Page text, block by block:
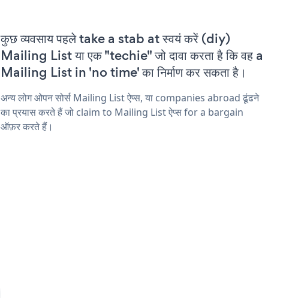
कुछ व्यवसाय पहले take a stab at स्वयं करें (diy)
Mailing List या एक "techie" जो दावा करता है कि वह a
Mailing List in 'no time' का निर्माण कर सकता है।
अन्य लोग ओपन सोर्स Mailing List ऐप्स, या companies abroad ढूंढने
का प्रयास करते हैं जो claim to Mailing List ऐप्स for a bargain
ऑफ़र करते हैं।